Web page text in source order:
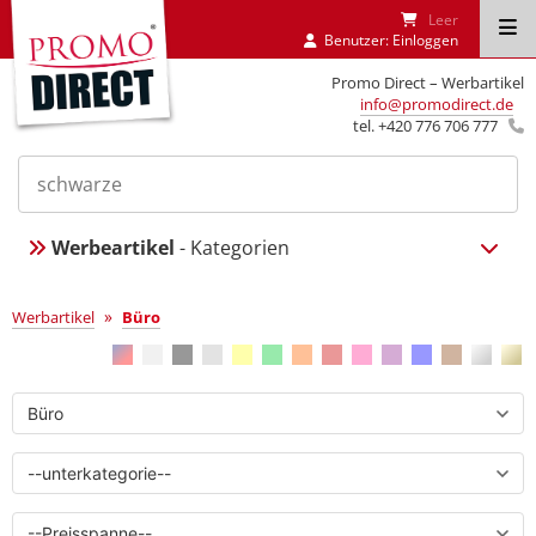
Promo Direct – Werbartikel
info@promodirect.de
tel. +420 776 706 777
Leer
Benutzer: Einloggen
Werbeartikel - Kategorien
Büro
Werbartikel » Büro